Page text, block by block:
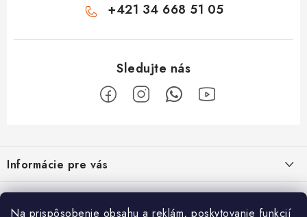
Na prispôsobenie obsahu a reklám, poskytovanie funkcií
+421 34 668 51 05
p
ä
Informácie pre vás
Obchodné podmienky